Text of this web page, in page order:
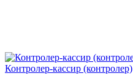
Контролер-кассир (контролер)